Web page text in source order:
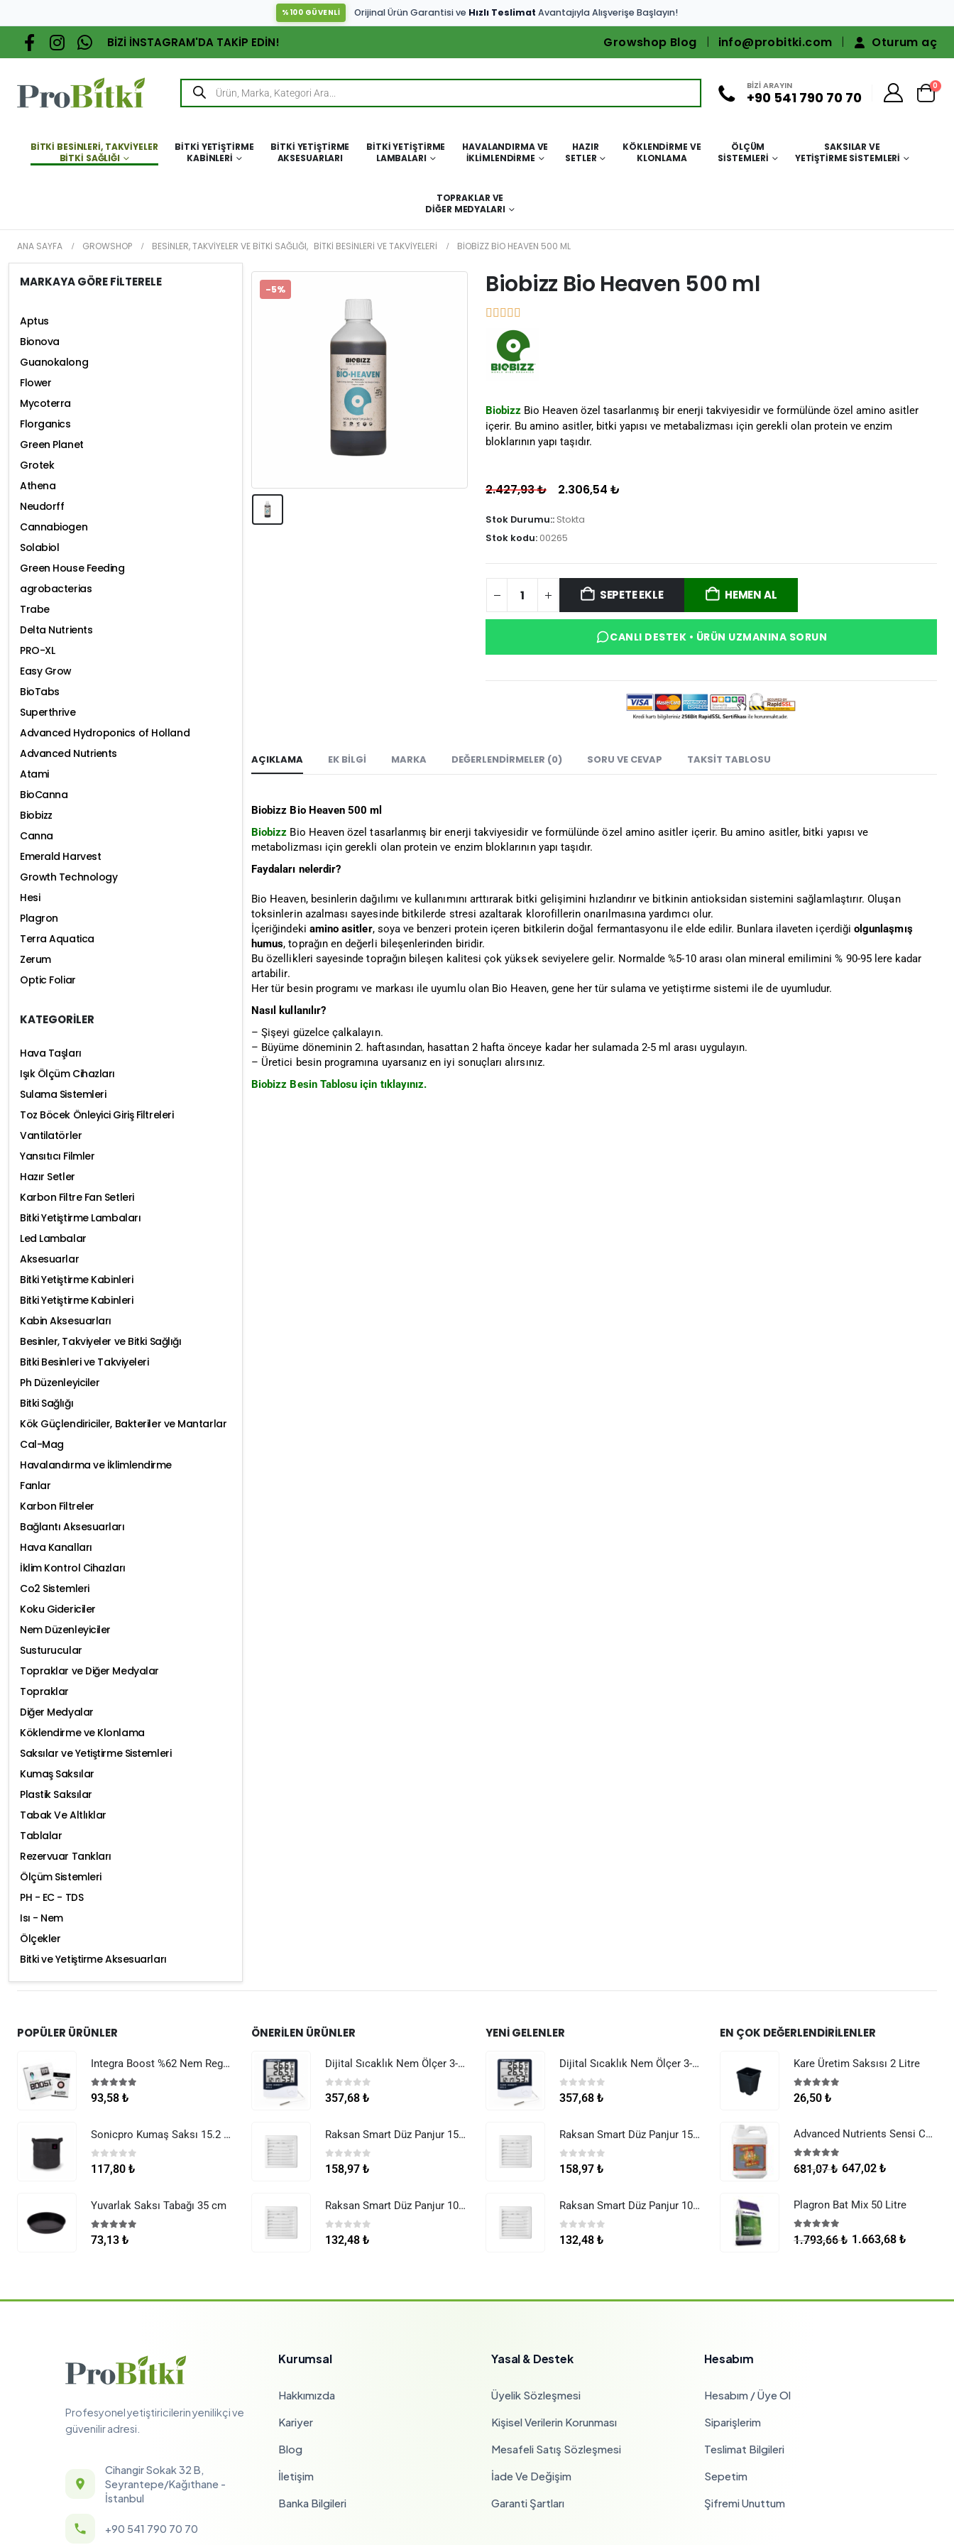
%100 GÜVENLİ Orijinal Ürün Garantisi ve Hızlı Teslimat Avantajıyla Alışverişe Başlayın!
BİZİ İNSTAGRAM'DA TAKİP EDİN! Growshop Blog info@probitki.com Oturum aç
BİZİ ARAYIN
+90 541 790 70 70
0
BITKI BESINLERI, TAKVIYELER
BITKI SAĞLIĞI
BITKI YETIŞTIRME
KABINLERI
BITKI YETIŞTIRME
AKSESUARLARI
BITKI YETIŞTIRME
LAMBALARI
HAVALANDIRMA VE
İKLIMLENDIRME
HAZIR
SETLER
KÖKLENDIRME VE
KLONLAMA
ÖLÇÜM
SISTEMLERI
SAKSILAR VE
YETIŞTIRME SISTEMLERI
TOPRAKLAR VE
DIĞER MEDYALARI
ANA SAYFA GROWSHOP BESINLER, TAKVIYELER VE BITKI SAĞLIĞI, BITKI BESINLERI VE TAKVIYELERI BIOBIZZ BIO HEAVEN 500 ML
-5% Biobizz Bio Heaven 500 ml
Biobizz Bio Heaven özel tasarlanmış bir enerji takviyesidir ve formülünde özel amino asitler
içerir. Bu amino asitler, bitki yapısı ve metabalizması için gerekli olan protein ve enzim
bloklarının yapı taşıdır.
2.427,93₺ 2.306,54 ₺
Stok Durumu:: Stokta
Stok kodu: 00265
SEPETE EKLE HEMEN AL
CANLI DESTEK • ÜRÜN UZMANINA SORUN
AÇIKLAMA EK BILGI MARKA DEĞERLENDIRMELER (0) SORU VE CEVAP TAKSIT TABLOSU
Biobizz Bio Heaven 500 ml
Biobizz Bio Heaven özel tasarlanmış bir enerji takviyesidir ve formülünde özel amino asitler içerir. Bu amino asitler, bitki yapısı ve
metabolizması için gerekli olan protein ve enzim bloklarının yapı taşıdır.
Faydaları nelerdir?
Bio Heaven, besinlerin dağılımı ve kullanımını arttırarak bitki gelişimini hızlandırır ve bitkinin antioksidan sistemini sağlamlaştırır. Oluşan
toksinlerin azalması sayesinde bitkilerde stresi azaltarak klorofillerin onarılmasına yardımcı olur.
İçeriğindeki amino asitler, soya ve benzeri protein içeren bitkilerin doğal fermantasyonu ile elde edilir. Bunlara ilaveten içerdiği olgunlaşmış
humus, toprağın en değerli bileşenlerinden biridir.
Bu özellikleri sayesinde toprağın bileşen kalitesi çok yüksek seviyelere gelir. Normalde %5-10 arası olan mineral emilimini % 90-95 lere kadar
artabilir.
Her tür besin programı ve markası ile uyumlu olan Bio Heaven, gene her tür sulama ve yetiştirme sistemi ile de uyumludur.
Nasıl kullanılır?
– Şişeyi güzelce çalkalayın.
– Büyüme döneminin 2. haftasından, hasattan 2 hafta önceye kadar her sulamada 2-5 ml arası uygulayın.
– Üretici besin programına uyarsanız en iyi sonuçları alırsınız.
Biobizz Besin Tablosu için tıklayınız.
MARKAYA GÖRE FİLTERELE
Aptus
Bionova
Guanokalong
Flower
Mycoterra
Florganics
Green Planet
Grotek
Athena
Neudorff
Cannabiogen
Solabiol
Green House Feeding
agrobacterias
Trabe
Delta Nutrients
PRO-XL
Easy Grow
BioTabs
Superthrive
Advanced Hydroponics of Holland
Advanced Nutrients
Atami
BioCanna
Biobizz
Canna
Emerald Harvest
Growth Technology
Hesi
Plagron
Terra Aquatica
Zerum
Optic Foliar
KATEGORİLER
Hava Taşları
Işık Ölçüm Cihazları
Sulama Sistemleri
Toz Böcek Önleyici Giriş Filtreleri
Vantilatörler
Yansıtıcı Filmler
Hazır Setler
Karbon Filtre Fan Setleri
Bitki Yetiştirme Lambaları
Led Lambalar
Aksesuarlar
Bitki Yetiştirme Kabinleri
Bitki Yetiştirme Kabinleri
Kabin Aksesuarları
Besinler, Takviyeler ve Bitki Sağlığı
Bitki Besinleri ve Takviyeleri
Ph Düzenleyiciler
Bitki Sağlığı
Kök Güçlendiriciler, Bakteriler ve Mantarlar
Cal-Mag
Havalandırma ve İklimlendirme
Fanlar
Karbon Filtreler
Bağlantı Aksesuarları
Hava Kanalları
İklim Kontrol Cihazları
Co2 Sistemleri
Koku Gidericiler
Nem Düzenleyiciler
Susturucular
Topraklar ve Diğer Medyalar
Topraklar
Diğer Medyalar
Köklendirme ve Klonlama
Saksılar ve Yetiştirme Sistemleri
Kumaş Saksılar
Plastik Saksılar
Tabak Ve Altlıklar
Tablalar
Rezervuar Tankları
Ölçüm Sistemleri
PH - EC - TDS
Isı - Nem
Ölçekler
Bitki ve Yetiştirme Aksesuarları
POPÜLER ÜRÜNLER
Integra Boost %62 Nem Regülatörü 8 g
5.005 üzerinden
93,58 ₺
Sonicpro Kumaş Saksı 15.2 Litre (4 Galon)
0 5 üzerinden
117,80 ₺
Yuvarlak Saksı Tabağı 35 cm
5.00 5 üzerinden
73,13 ₺
ÖNERILEN ÜRÜNLER
Dijital Sıcaklık Nem Ölçer 3-1 Sensör Kablolu
05 üzerinden
357,68 ₺
Raksan Smart Düz Panjur 150 mm Sinek Telli
0 5 üzerinden
158,97 ₺
Raksan Smart Düz Panjur 100 mm Sinek Telli
0 5 üzerinden
132,48 ₺
YENI GELENLER
Dijital Sıcaklık Nem Ölçer 3-1 Sensör Kablolu
05 üzerinden
357,68 ₺
Raksan Smart Düz Panjur 150 mm Sinek Telli
0 5 üzerinden
158,97 ₺
Raksan Smart Düz Panjur 100 mm Sinek Telli
0 5 üzerinden
132,48 ₺
EN ÇOK DEĞERLENDIRILENLER
Kare Üretim Saksısı 2 Litre
5.005 üzerinden
26,50 ₺
Advanced Nutrients Sensi Cal Mag Xtra 250 ml
5.00 5 üzerinden
681,07₺ 647,02 ₺
Plagron Bat Mix 50 Litre
5.00 5 üzerinden
1.793,66₺ 1.663,68 ₺
Profesyonel yetiştiricilerin yenilikçi ve
güvenilir adresi.
Cihangir Sokak 32 B,
Seyrantepe/Kağıthane -
İstanbul
+90 541 790 70 70
Kurumsal
Hakkımızda
Kariyer
Blog
İletişim
Banka Bilgileri
Yasal & Destek
Üyelik Sözleşmesi
Kişisel Verilerin Korunması
Mesafeli Satış Sözleşmesi
İade Ve Değişim
Garanti Şartları
Hesabım
Hesabım / Üye Ol
Siparişlerim
Teslimat Bilgileri
Sepetim
Şifremi Unuttum